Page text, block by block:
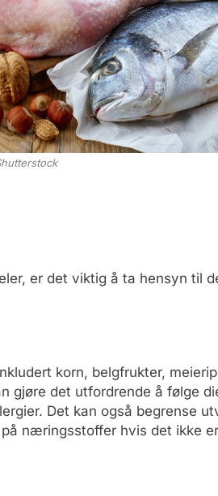
er det viktig å ta hensyn til
korn, belgfrukter,
gjøre det utfordrende å følge
Det kan også begrense
næringsstoffer hvis det ikke